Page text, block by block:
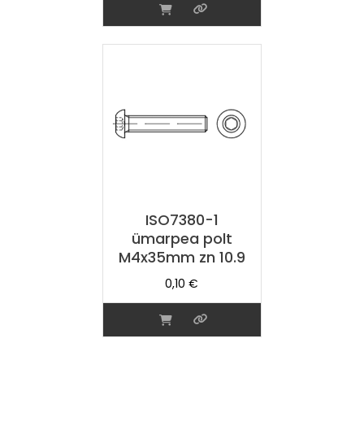
ISO7380-1
ümarpea polt
M4x35mm zn 10.9
0,10€